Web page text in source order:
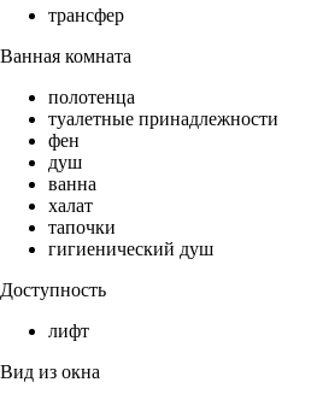
трансфер
Ванная комната
полотенца
туалетные принадлежности
фен
душ
ванна
халат
тапочки
гигиенический душ
Доступность
лифт
Вид из окна